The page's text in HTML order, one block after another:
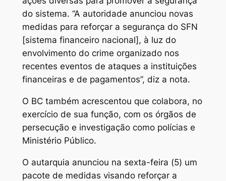
do sistema. “A autoridade anunciou novas
medidas para reforçar a segurança do SFN
[sistema financeiro nacional], à luz do
envolvimento do crime organizado nos
recentes eventos de ataques a instituições
financeiras e de pagamentos”, diz a nota.
O BC também acrescentou que colabora, no
exercício de sua função, com os órgãos de
persecução e investigação como polícias e
Ministério Público.
O autarquia anunciou na sexta-feira (5) um
pacote de medidas visando reforçar a